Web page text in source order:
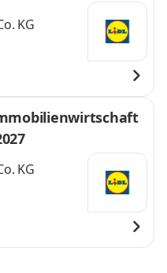
KG
KG